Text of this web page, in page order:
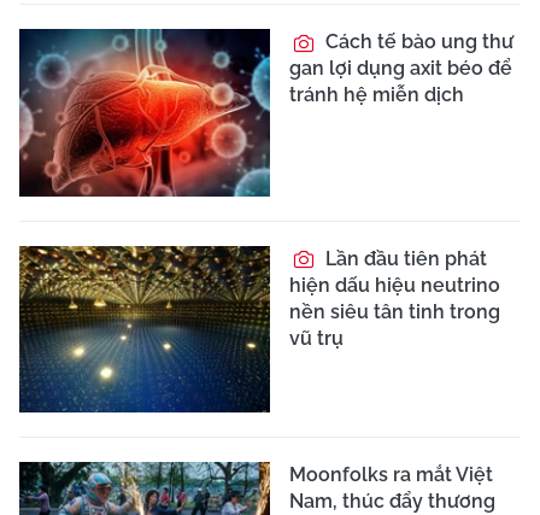
Cách tế bào ung thư
gan lợi dụng axit béo để
tránh hệ miễn dịch
Lần đầu tiên phát
hiện dấu hiệu neutrino
nền siêu tân tinh trong
vũ trụ
Moonfolks ra mắt Việt
Nam, thúc đẩy thương